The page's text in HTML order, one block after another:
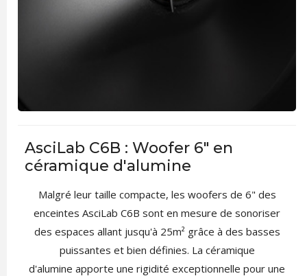
AsciLab C6B : Woofer 6" en
céramique d'alumine
Malgré leur taille compacte, les woofers de 6" des
enceintes AsciLab C6B sont en mesure de sonoriser
des espaces allant jusqu'à 25m² grâce à des basses
puissantes et bien définies. La céramique
d'alumine apporte une rigidité exceptionnelle pour une